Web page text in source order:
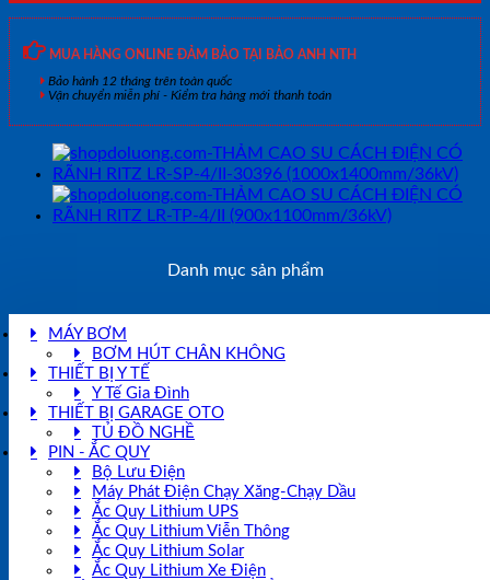
MUA HÀNG ONLINE ĐẢM BẢO TẠI BẢO ANH NTH
Bảo hành 12 tháng trên toàn quốc
Vận chuyển miễn phí - Kiểm tra hàng mới thanh toán
Danh mục sản phẩm
MÁY BƠM
BƠM HÚT CHÂN KHÔNG
THIẾT BỊ Y TẾ
Y Tế Gia Đình
THIẾT BỊ GARAGE OTO
TỦ ĐỒ NGHỀ
PIN - ẮC QUY
Bộ Lưu Điện
Máy Phát Điện Chạy Xăng-Chạy Dầu
Ắc Quy Lithium UPS
Ắc Quy Lithium Viễn Thông
Ắc Quy Lithium Solar
Ắc Quy Lithium Xe Điện